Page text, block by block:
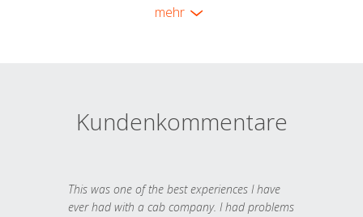
mehr
Kundenkommentare
This was one of the best experiences I have
ever had with a cab company. I had problems